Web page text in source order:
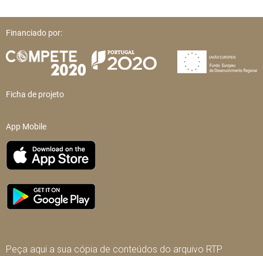
Financiado por:
Ficha de projeto
App Mobile
Peça aqui a sua cópia de conteúdos do arquivo RTP